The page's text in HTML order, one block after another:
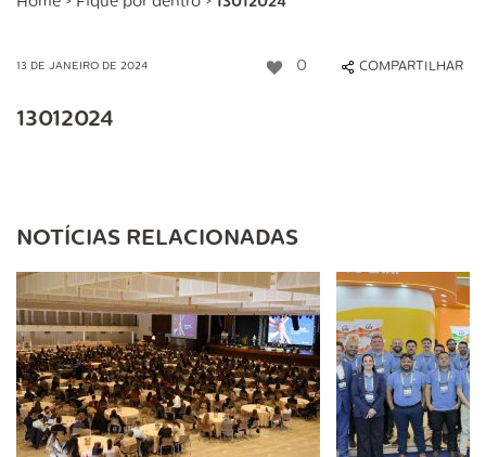
13 DE JANEIRO DE 2024 0 COMPARTILHAR
13012024
NOTÍCIAS RELACIONADAS